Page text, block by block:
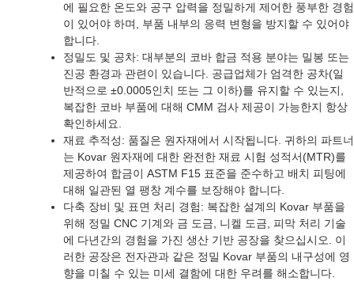
에 필요한 온도와 공구 압력을 정밀하게 제어한 풍부한 경험
이 있어야 하며, 부품 내부의 응력 변형을 방지할 수 있어야
합니다.
정밀도 및 공차: 대부분의 코바 합금 적용 분야는 밀봉 또는
진공 환경과 관련이 있습니다. 공급업체가 엄격한 공차(일
반적으로 ±0.0005인치 또는 그 이하)를 유지할 수 있는지,
복잡한 코바 부품에 대해 CMM 검사 제공이 가능한지 항상
확인하세요.
재료 추적성: 품질은 원자재에서 시작됩니다. 귀하의 파트너
는 Kovar 원자재에 대한 완전한 재료 시험 성적서(MTR)를
제공하여 합금이 ASTM F15 표준을 준수하고 배치 피팅에
대해 일관된 열 팽창 계수를 보장해야 합니다.
다축 장비 및 표면 처리 경험: 복잡한 설계의 Kovar 부품을
위해 정밀 CNC 기계와 금 도금, 니켈 도금, 피막 처리 기술
에 다년간의 경험을 가진 생산 기반 공장을 찾으십시오. 이
러한 공장은 전자관과 같은 정밀 Kovar 부품의 내구성에 영
향을 미칠 수 있는 미세 결함에 대한 우려를 해소합니다.